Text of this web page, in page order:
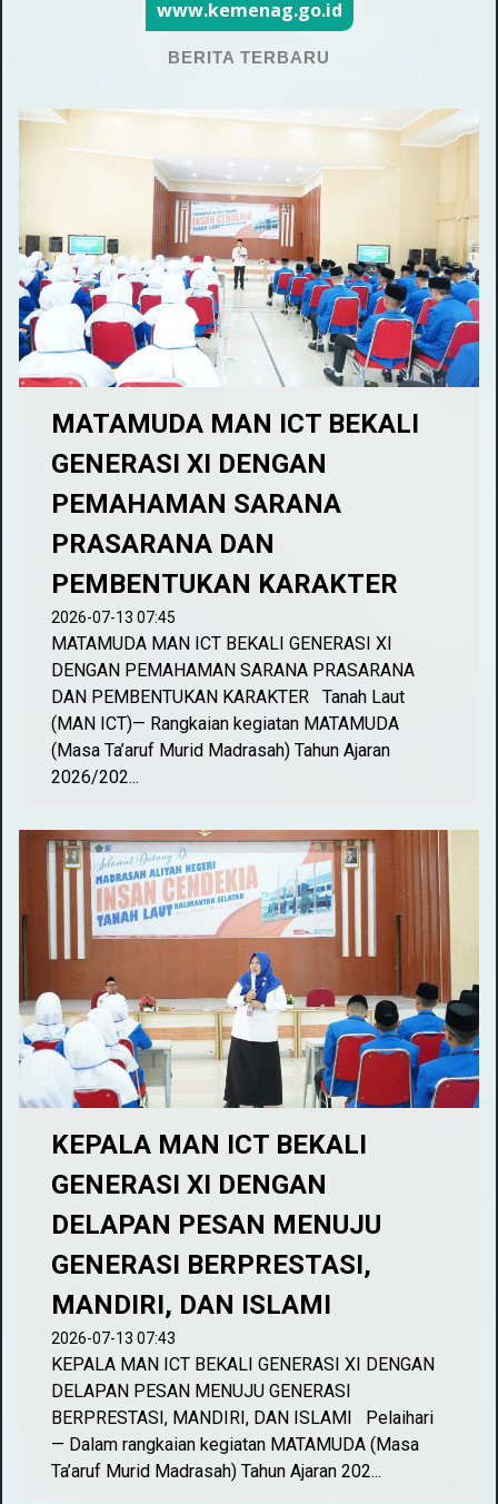
www.kemenag.go.id
BERITA TERBARU
MATAMUDA MAN ICT BEKALI
GENERASI XI DENGAN
PEMAHAMAN SARANA
PRASARANA DAN
PEMBENTUKAN KARAKTER
2026-07-13 07:45
MATAMUDA MAN ICT BEKALI GENERASI XI
DENGAN PEMAHAMAN SARANA PRASARANA
DAN PEMBENTUKAN KARAKTER Tanah Laut
(MAN ICT)— Rangkaian kegiatan MATAMUDA
(Masa Ta’aruf Murid Madrasah) Tahun Ajaran
2026/202...
KEPALA MAN ICT BEKALI
GENERASI XI DENGAN
DELAPAN PESAN MENUJU
GENERASI BERPRESTASI,
MANDIRI, DAN ISLAMI
2026-07-13 07:43
KEPALA MAN ICT BEKALI GENERASI XI DENGAN
DELAPAN PESAN MENUJU GENERASI
BERPRESTASI, MANDIRI, DAN ISLAMI Pelaihari
— Dalam rangkaian kegiatan MATAMUDA (Masa
Ta’aruf Murid Madrasah) Tahun Ajaran 202...